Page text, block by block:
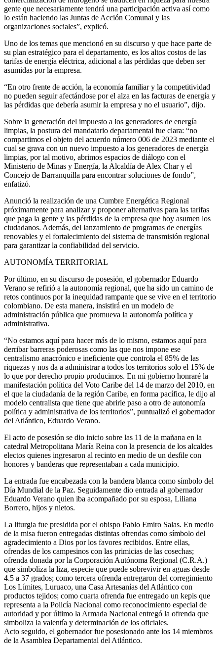
gente que necesariamente tendrá una participación activa así como
lo están haciendo las Juntas de Acción Comunal y las
organizaciones sociales”, explicó.
Uno de los temas que mencionó en su discurso y que hace parte de
su plan estratégico para el departamento, es los altos costos de las
tarifas de energía eléctrica, adicional a las pérdidas que deben ser
asumidas por la empresa.
“En otro frente de acción, la economía familiar y la competitividad
no pueden seguir afectándose por el alza en las facturas de energía y
las pérdidas que debería asumir la empresa y no el usuario”, dijo.
Sobre la generación del impuesto a los generadores de energía
limpias, la postura del mandatario departamental fue clara: “no
compartimos el objeto del acuerdo número 006 de 2023 mediante el
cual se grava con un nuevo impuesto a los generadores de energía
limpias, por tal motivo, abrimos espacios de diálogo con el
Ministerio de Minas y Energía, la Alcaldía de Alex Char y el
Concejo de Barranquilla para encontrar soluciones de fondo”,
enfatizó.
Anunció la realización de una Cumbre Energética Regional
próximamente para analizar y proponer alternativas para las tarifas
que paga la gente y las pérdidas de la empresa que hoy asumen los
ciudadanos. Además, del lanzamiento de programas de energías
renovables y el fortalecimiento del sistema de transmisión regional
para garantizar la confiabilidad del servicio.
AUTONOMÍA TERRITORIAL
Por último, en su discurso de posesión, el gobernador Eduardo
Verano se refirió a la autonomía regional, que ha sido un camino de
retos continuos por la inequidad rampante que se vive en el territorio
colombiano. De esta manera, insistirá en un modelo de
administración pública que promueva la autonomía política y
administrativa.
“No estamos aquí para hacer más de lo mismo, estamos aquí para
derribar barreras poderosas como las que nos impone ese
centralismo anacrónico e ineficiente que controla el 85% de las
riquezas y nos da a administrar a todos los territorios solo el 15% de
lo que por derecho propio producimos. En mi gobierno honraré la
manifestación política del Voto Caribe del 14 de marzo del 2010, en
el que la ciudadanía de la región Caribe, en forma pacífica, le dijo al
modelo centralista que tiene que abrirle paso a otro de autonomía
política y administrativa de los territorios”, puntualizó el gobernador
del Atlántico, Eduardo Verano.
El acto de posesión se dio inicio sobre las 11 de la mañana en la
catedral Metropolitana María Reina con la presencia de los alcaldes
electos quienes ingresaron al recinto en medio de un desfile con
honores y banderas que representaban a cada municipio.
La entrada fue encabezada con la bandera blanca como símbolo del
Día Mundial de la Paz. Seguidamente dio entrada al gobernador
Eduardo Verano quien iba acompañado por su esposa, Liliana
Borrero, hijos y nietos.
La liturgia fue presidida por el obispo Pablo Emiro Salas. En medio
de la misa fueron entregadas distintas ofrendas como símbolo del
agradecimiento a Dios por los favores recibidos. Entre ellas,
ofrendas de los campesinos con las primicias de las cosechas;
ofrenda donada por la Corporación Autónoma Regional (C.R.A.)
que simboliza la liza, especie que puede sobrevivir en aguas desde
4.5 a 37 grados; como tercera ofrenda entregaron del corregimiento
Los Límites, Luruaco, una Casa Artesanías del Atlántico con
productos tejidos; como cuarta ofrenda fue entregado un kepis que
representa a la Policía Nacional como reconocimiento especial de
autoridad y por último la Armada Nacional entregó la ofrenda que
simboliza la valentía y determinación de los oficiales.
Acto seguido, el gobernador fue posesionado ante los 14 miembros
de la Asamblea Departamental del Atlántico.